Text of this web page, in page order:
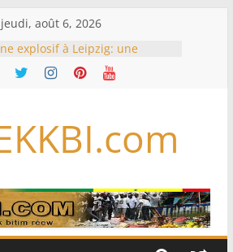
jeudi, août 6, 2026
explosif à Leipzig: une
susceptible d’impliquer
puissances étrangères», selon
dans l’espoir d’un accord
s’associe à TikTok pour tirer
– Algérie: l’affaire Mehdi
relance la coopération
contre le narcotrafic
pourquoi un